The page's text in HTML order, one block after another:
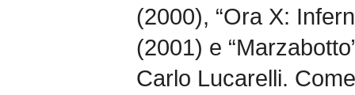
(2000), “Ora X:
(2001) e
Carlo Lucarelli.